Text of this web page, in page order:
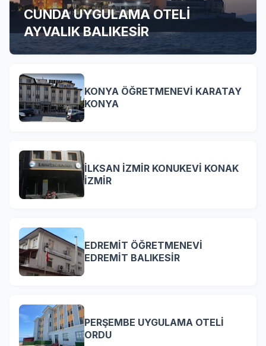
CUNDA UYGULAMA OTELİ
AYVALIK BALIKESİR
KONYA ÖĞRETMENEVİ KARATAY
KONYA
İLKSAN İZMİR KONUKEVİ KONAK
İZMİR
EDREMİT ÖĞRETMENEVİ
EDREMİT BALIKESİR
PERŞEMBE UYGULAMA OTELİ
ORDU